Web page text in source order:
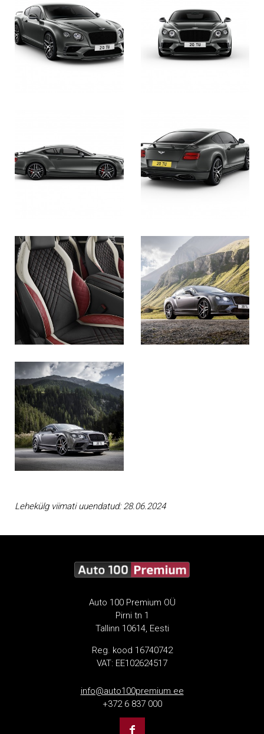
Lehekülg viimati uuendatud: 28.06.2024
Auto 100 Premium OÜ
Pirni tn 1
Tallinn 10614, Eesti
Reg. kood 16740742
VAT: EE102624517
info@auto100premium.ee
+372 6 837 000
